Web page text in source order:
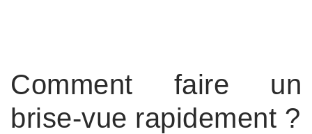
Comment faire un
brise-vue rapidement ?